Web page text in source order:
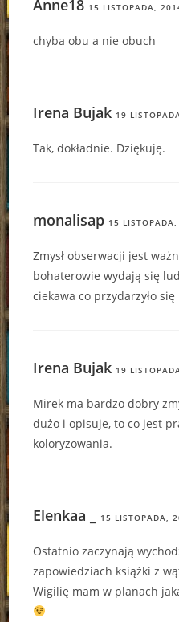
Anne18 15 LISTOPADA,
chyba obu a nie obuch
Irena Bujak 19
Tak, dokładnie. Dziękuję.
monalisap 15
Zmysł obserwacji jest
bohaterowie wydają się
ciekawa co przydarzyło
Irena Bujak 19
Mirek ma bardzo dobry
dużo i opisuje, to co jest
koloryzowania.
Elenkaa _ 15 LISTOPADA,
Ostatnio zaczynają
zapowiedziach książki z
Wigilię mam w planach